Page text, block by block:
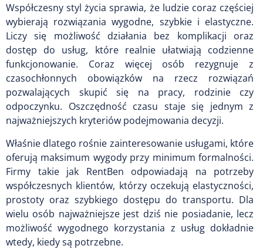
Współczesny styl życia sprawia, że ludzie coraz częściej
wybierają rozwiązania wygodne, szybkie i elastyczne.
Liczy się możliwość działania bez komplikacji oraz
dostęp do usług, które realnie ułatwiają codzienne
funkcjonowanie. Coraz więcej osób rezygnuje z
czasochłonnych obowiązków na rzecz rozwiązań
pozwalających skupić się na pracy, rodzinie czy
odpoczynku. Oszczędność czasu staje się jednym z
najważniejszych kryteriów podejmowania decyzji.
Właśnie dlatego rośnie zainteresowanie usługami, które
oferują maksimum wygody przy minimum formalności.
Firmy takie jak RentBen odpowiadają na potrzeby
współczesnych klientów, którzy oczekują elastyczności,
prostoty oraz szybkiego dostępu do transportu. Dla
wielu osób najważniejsze jest dziś nie posiadanie, lecz
możliwość wygodnego korzystania z usług dokładnie
wtedy, kiedy są potrzebne.